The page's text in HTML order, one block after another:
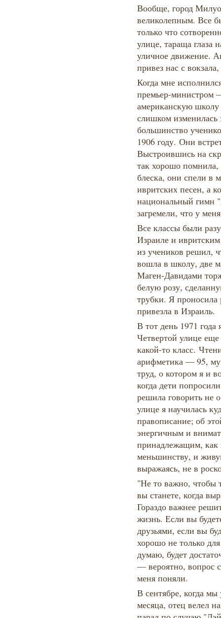
Вообще, город
великолепным. Все
только что
улице, тараща глаза
уличное движение.
привез нас с
Когда мне
премьер-министром
американскую
слишком изменилась
большинство
1906 году. Они
Выстроившись на
так хорошо
блеска, они спели в
ивритских песен, а
национальный гимн
загремели, что у
Все классы были
Израиле и
из учеников решил,
вошла в школу, две
Маген-Давидами
белую розу,
трубки. Я проносила
привезла в Израиль.
В тот день 1971
Четвертой улице
какой-то класс.
арифметика — 95,
труд, о котором я и
когда дети
решила говорить не
улице я научилась
правописание; об
энергичным и
принадлежащим, как
меньшинству, и
выражаясь, не в
"Не то важно, чтобы
вы станете, когда
Гораздо важнее
жизнь. Если вы
друзьями, если вы
хорошо не только
думаю, будет
— вероятно, вопрос
меня поняли.
В сентябре, когда
месяца, отец велел